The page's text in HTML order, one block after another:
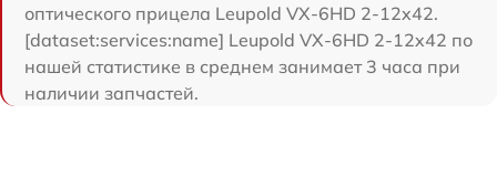
оптического прицела Leupold VX-6HD 2-12x42.
[dataset:services:name] Leupold VX-6HD 2-12x42 по
нашей статистике в среднем занимает 3 часа при
наличии запчастей.